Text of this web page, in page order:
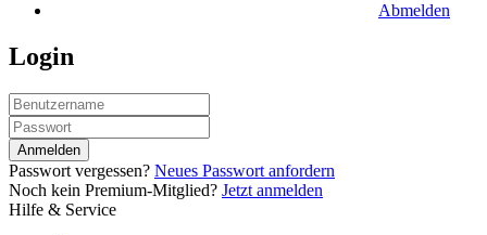
Abmelden
Login
Anmelden
Passwort vergessen? Neues Passwort anfordern
Noch kein Premium-Mitglied? Jetzt anmelden
Hilfe & Service